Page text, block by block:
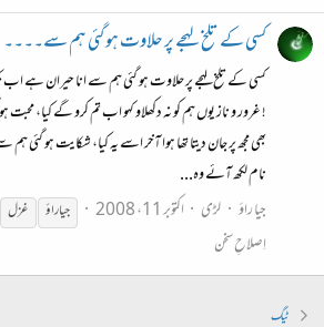
کسی کے تلخ لہجے پر حلاوت ہو گئی ہم سے۔۔۔۔
کسی کے تلخ لہجے پر حلاوت ہو گئی ہم سے انا حیران ہے
! غرور و ناز یوں ہم کو نہ دکھلاو کہو اب تم کرو گے کیا،
بھی مجھ پر جان دیتا تھا ہوا آخر اسے یہ کیا، شکایت ہو
نام لکھ آئے وہ...
جیا راؤ لڑی اکتوبر 11، 2008 جیاراؤ غزل
اِصلاحِ سخن
ٹیگ